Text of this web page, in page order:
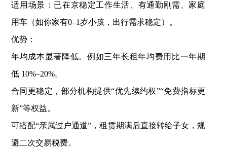
‌适用场景‌：已在京稳定工作生活、有通勤刚需、家庭
用车（如你家有0–1岁小孩，出行需求稳定）。
‌优势‌：
年均成本显著降低。例如三年长租年均费用比一年期
低 ‌10%–20%‌。
合同更稳定，部分机构提供“优先续约权”“免费指标更
新”等权益。
可搭配“亲属过户通道”，租赁期满后直接转给子女，规
避二次交易税费。